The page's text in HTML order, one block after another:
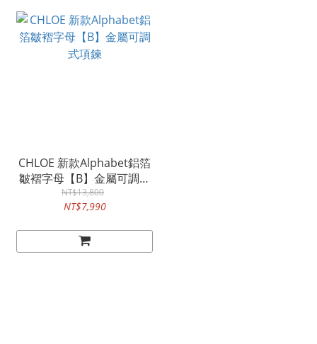
CHLOE 新款Alphabet鋁箔
皺褶字母【B】金屬可調式
項鍊
NT$13,800
NT$7,990